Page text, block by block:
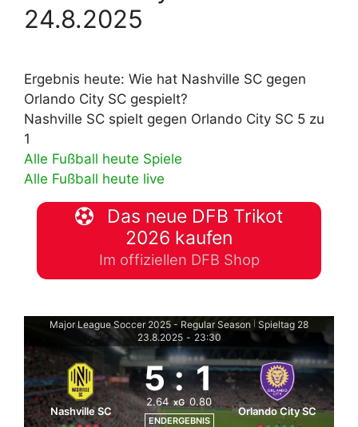
24.8.2025
Ergebnis heute: Wie hat Nashville SC gegen
Orlando City SC gespielt?
Nashville SC spielt gegen Orlando City SC 5 zu
1
Alle Fußball heute Spiele
Alle Fußball heute live
Das neue DFB Trikot
2026 kaufen
Im offiziellen DFB Shop
Major League Soccer 2025 - Regular Season Spieltag 28
23.8.2025 - 23:30
Nashville SC
5 : 1
2.64 xG 0.80
ENDERGEBNIS
Orlando City SC